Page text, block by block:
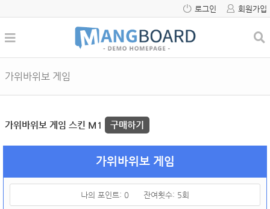
로그인 회원가입
가위바위보 게임
가위바위보 게임 스킨 M1 구매하기
가위바위보 게임
나의 포인트: 0 잔여횟수: 5회